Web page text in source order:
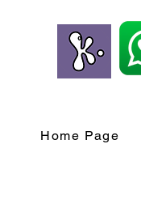
Home Page